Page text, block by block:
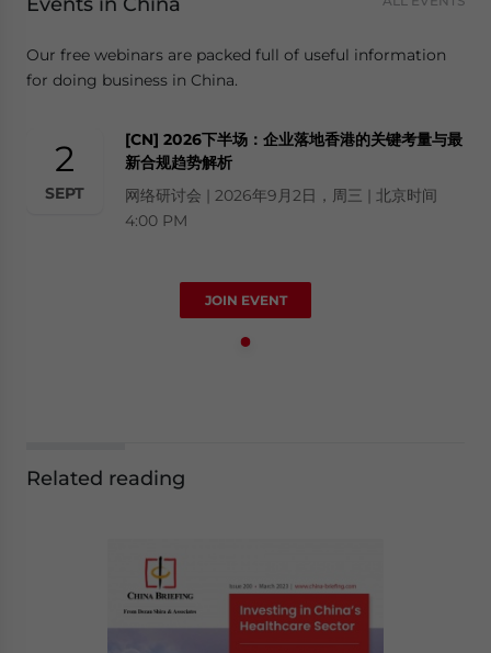
Our free webinars are packed full of useful information
for doing business in China.
2
SEPT
[CN] 2026下半场：企业落地香港的关键考量与最
新合规趋势解析
网络研讨会 | 2026年9月2日，周三 | 北京时间
4:00 PM
JOIN EVENT
Related reading